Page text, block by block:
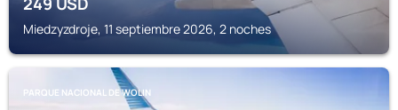
Miedzyzdroje, 11 septiembre 2026, 2 noches
PARQUE NACIONAL DE WOLIN